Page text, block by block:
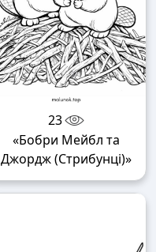
23
«Бобри Мейбл та
Джордж (Стрибунці)»